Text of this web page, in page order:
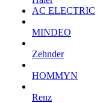
AC ELECTRIC
MINDEO
Zehnder
HOMMYN
Renz